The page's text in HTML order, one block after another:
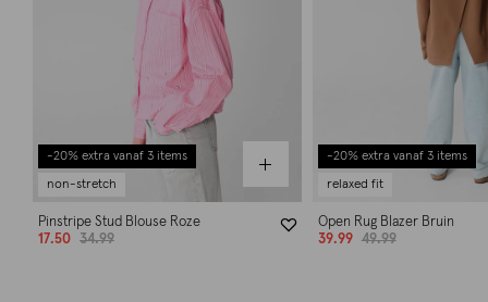
-20% extra vanaf 3 items
non-stretch
Pinstripe Stud Blouse Roze
17.50
34.99
-20% extra vanaf 3 items
relaxed fit
Open Rug Blazer Bruin
39.99
49.99